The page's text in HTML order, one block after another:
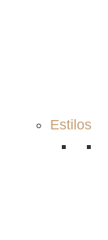
Estilos